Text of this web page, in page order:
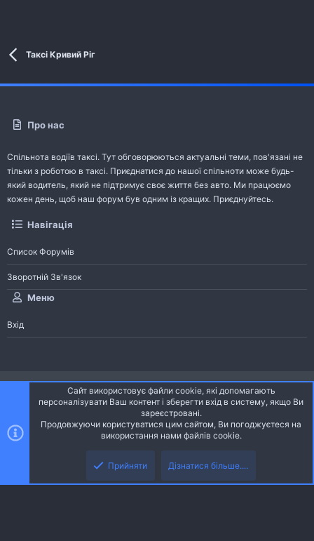
Таксі Кривий Ріг
Про нас
Спільнота водіїв таксі. Тут обговорюються актуальні теми, пов'язані не
тільки з роботою в таксі. Приєднатися до нашої спільноти може будь-
який водитель, який не підтримує своє життя без авто. Ми працюємо
кожен день, щоб наш форум був одним із кращих. Приєднуйтесь.
Навігація
Список Форумів
Зворотній Зв'язок
Меню
Вхід
Ніч
Українська (UA)
S
Community platform by XenForo® © 2010-2026 XenForo Ltd.
Community platform by XenForo © 2010-2022 XenForo Ltd. | dev: Pages
Сайт використовує файли cookie, які допомагають
персоналізувати Ваш контент і зберегти вхід в систему, якщо Ви
зареєстровані.
Продовжуючи користуватися цим сайтом, Ви погоджуєтеся на
використання нами файлів cookie.
Прийняти Дізнатися більше....